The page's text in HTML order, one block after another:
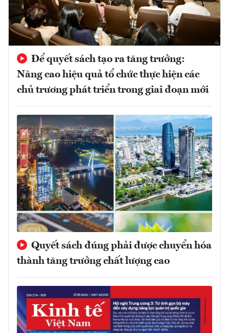
Để quyết sách tạo ra tăng trưởng:
Nâng cao hiệu quả tổ chức thực hiện các
chủ trương phát triển trong giai đoạn mới
Quyết sách đúng phải được chuyển hóa
thành tăng trưởng chất lượng cao